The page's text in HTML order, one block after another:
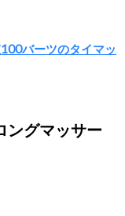
バーツのタイマッ
ングマッサー